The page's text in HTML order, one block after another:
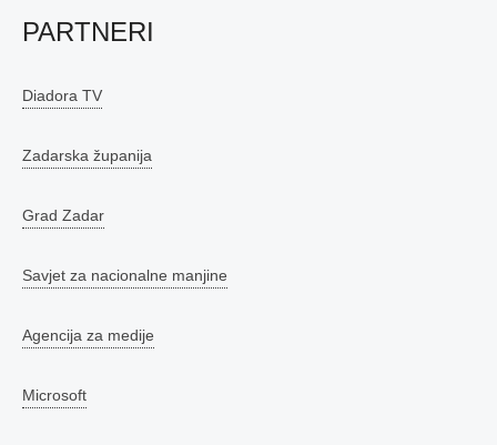
PARTNERI
Diadora TV
Zadarska županija
Grad Zadar
Savjet za nacionalne manjine
Agencija za medije
Microsoft